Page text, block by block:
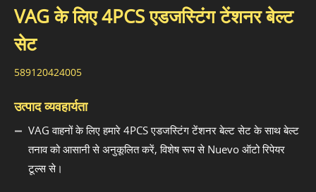
VAG के लिए 4PCS एडजस्टिंग टेंशनर बेल्ट
सेट
589120424005
उत्पाद व्यवहार्यता
VAG वाहनों के लिए हमारे 4PCS एडजस्टिंग टेंशनर बेल्ट सेट के साथ बेल्ट
तनाव को आसानी से अनुकूलित करें, विशेष रूप से Nuevo ऑटो रिपेयर
टूल्स से।